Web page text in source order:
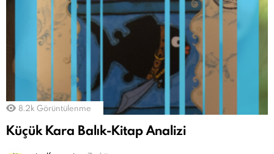
8.2k Görüntülenme
Küçük Kara Balık-Kitap Analizi